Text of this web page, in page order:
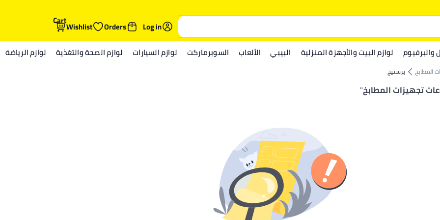
Log in
Orders
Wishlist
Cart
والبرفيوم لوازم البيت والأجهزة المنزلية البيبي الألعاب السوبرماركت لوازم السيارات لوازم الصحة والتغذية لوازم الرياضة
المطابخ برستيج
تجهيزات المطابخ"